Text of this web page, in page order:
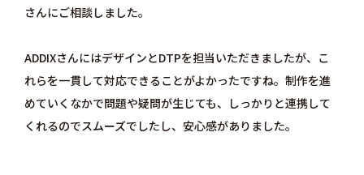
さんにご相談しました。
ADDIXさんにはデザインとDTPを担当いただきましたが、こ
れらを一貫して対応できることがよかったですね。制作を進
めていくなかで問題や疑問が生じても、しっかりと連携して
くれるのでスムーズでしたし、安心感がありました。